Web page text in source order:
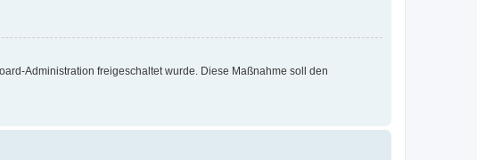
Administration freigeschaltet wurde. Diese Maßnahme soll den